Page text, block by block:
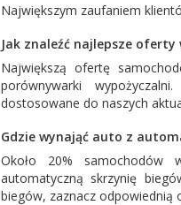
Największym zaufaniem
Jak znaleźć najlepsze
Największą ofertę
porównywarki
dostosowane do naszych
Gdzie wynająć auto z
Około 20% samochodów
automatyczną skrzynię
biegów, zaznacz odpowiednią